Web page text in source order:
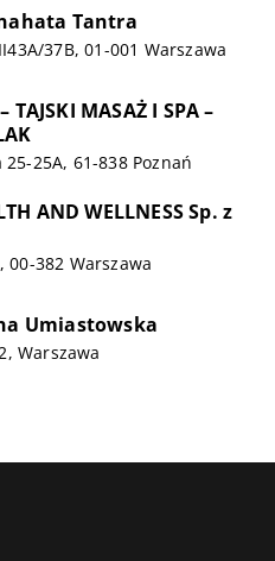
Tantra
37B, 01-001 Warszawa
TAJSKI MASAŻ I SPA –
25-25A, 61-838 Poznań
AND WELLNESS Sp. z
00-382 Warszawa
Umiastowska
Warszawa